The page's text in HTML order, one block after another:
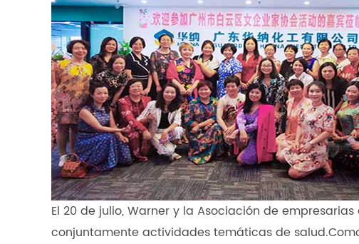
El 20 de julio, Warner y la Asociación de
conjuntamente actividades temáticas de